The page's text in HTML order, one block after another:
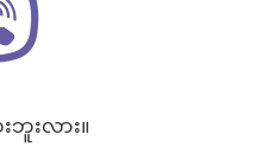
ဘူးလား။